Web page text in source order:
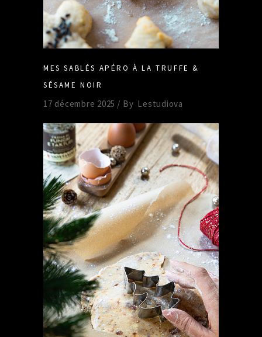
MES SABLÉS APÉRO À LA TRUFFE &
SÉSAME NOIR
17 décembre 2025 By Lestudiova